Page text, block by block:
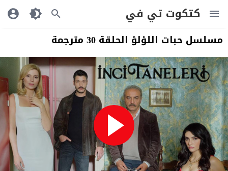
كتكوت تي في
مسلسل حبات اللؤلؤ الحلقة 30 مترجمة